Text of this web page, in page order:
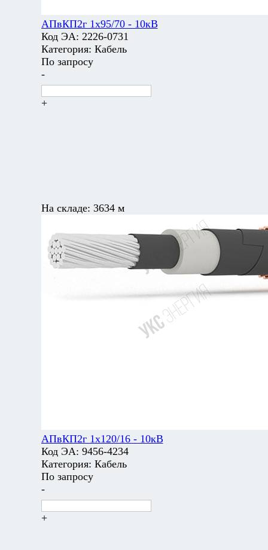
АПвКП2г 1х95/70 - 10кВ
Код ЭА: 2226-0731
Категория: Кабель
По запросу
-
+
На складе: 3634 м
АПвКП2г 1х120/16 - 10кВ
Код ЭА: 9456-4234
Категория: Кабель
По запросу
-
+